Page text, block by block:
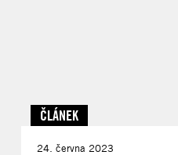
ČLÁNEK
24. června 2023